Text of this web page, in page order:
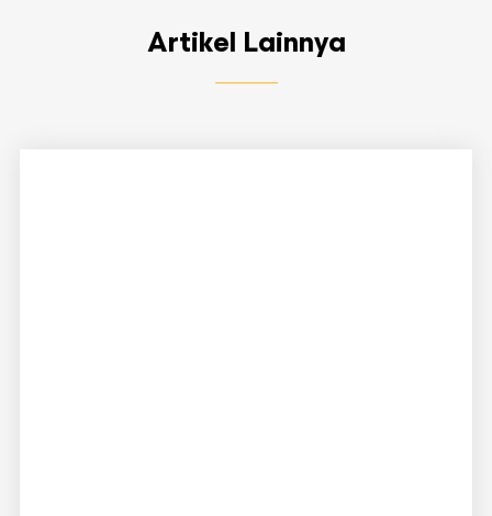
Artikel Lainnya